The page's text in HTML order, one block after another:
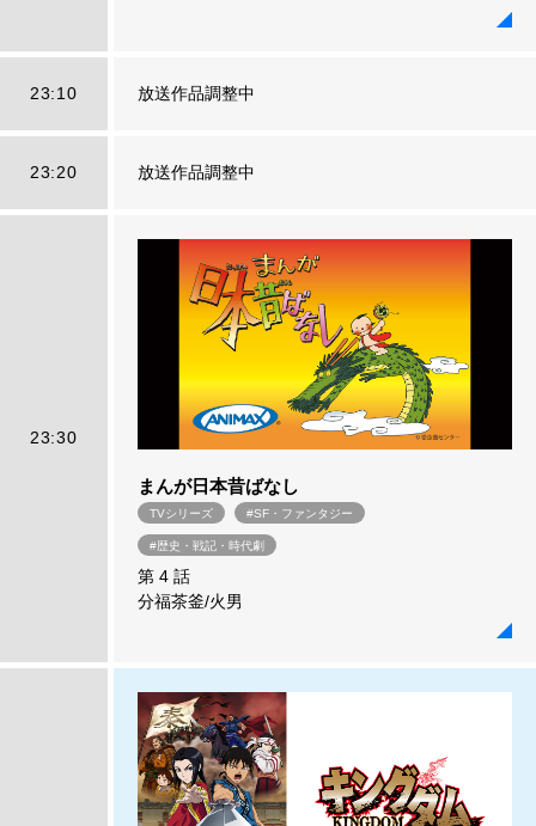
23:10 放送作品調整中
23:20 放送作品調整中
23:30
まんが日本昔ばなし
TVシリーズ #SF・ファンタジー
#歴史・戦記・時代劇
第 4 話
分福茶釜/火男